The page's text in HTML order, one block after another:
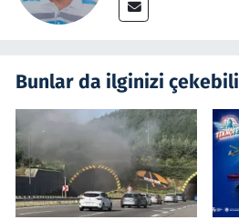
Bunlar da ilginizi